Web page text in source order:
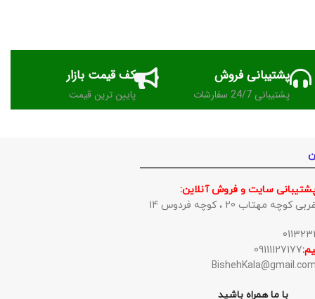
پشتیبانی فروش
پشتیبانی 24/7 سفارشات
کف قیمت بازار
پایین ترین قیمت
سایت و فروش آنلاین:
مهتاب 20 ، کوچه فردوس 14
09111127177
با ما همراه باشید